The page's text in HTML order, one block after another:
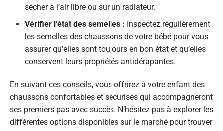
sécher à l’air libre ou sur un radiateur.
Vérifier l’état des semelles : Inspectez régulièrement
les semelles des chaussons de votre bébé pour vous
assurer qu’elles sont toujours en bon état et qu’elles
conservent leurs propriétés antidérapantes.
En suivant ces conseils, vous offrirez à votre enfant des
chaussons confortables et sécurisés qui accompagneront
ses premiers pas avec succès. N’hésitez pas à explorer les
différentes options disponibles sur le marché pour trouver